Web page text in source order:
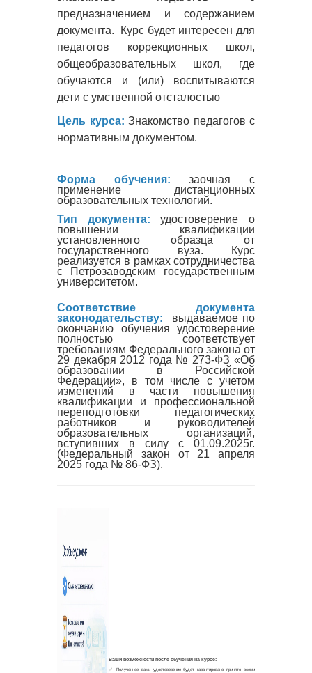
предназначением и содержанием
документа. Курс будет интересен для
педагогов коррекционных школ,
общеобразовательных школ, где
обучаются и (или) воспитываются
дети с умственной отсталостью
Цель курса: Знакомство педагогов с
нормативным документом.
Форма обучения: заочная с
применение дистанционных
образовательных технологий.
Тип документа:удостоверение о
повышении квалификации
установленного образца от
государственного вуза. Курс
реализуется в рамках сотрудничества
с Петрозаводским государственным
университетом.
Соответствие документа
законодательству: выдаваемое по
окончанию обучения удостоверение
полностью соответствует
требованиям Федерального закона от
29 декабря 2012 года № 273-ФЗ «Об
образовании в Российской
Федерации», в том числе с учетом
изменений в части повышения
квалификации и профессиональной
переподготовки педагогических
работников и руководителей
образовательных организаций,
вступивших в силу с 01.09.2025г.
(Федеральный закон от 21 апреля
2025 года № 86-ФЗ).